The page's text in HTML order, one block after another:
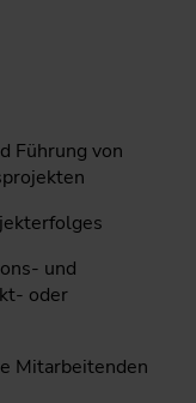
Führung von
und
oder
Mitarbeitenden